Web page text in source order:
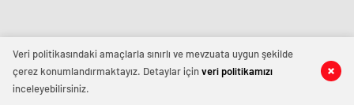
Veri politikasındaki amaçlarla sınırlı ve mevzuata uygun şekilde
çerez konumlandırmaktayız. Detaylar içinveri politikamızı
inceleyebilirsiniz.